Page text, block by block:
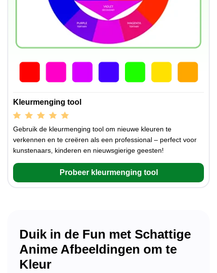
Kleurmenging tool
Gebruik de kleurmenging tool om nieuwe kleuren te
verkennen en te creëren als een professional – perfect voor
kunstenaars, kinderen en nieuwsgierige geesten!
Probeer kleurmenging tool
Duik in de Fun met Schattige
Anime Afbeeldingen om te
Kleur